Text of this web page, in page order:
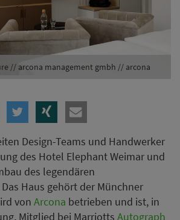
// arcona management gmbh // arcona
Design-Teams und Handwerker
des Hotel Elephant Weimar und
des legendären
Haus gehört der Münchner
von Arcona betrieben und ist, in
Mitglied bei Marriotts Autograph